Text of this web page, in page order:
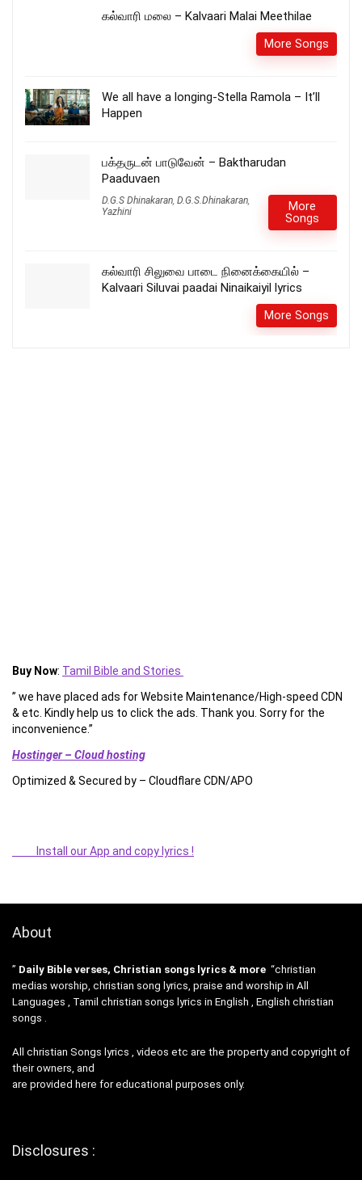
கல்வாரி மலை – Kalvaari Malai Meethilae
More Songs
We all have a longing-Stella Ramola – It’ll
Happen
பக்தருடன் பாடுவேன் – Baktharudan
Paaduvaen
D.G.S Dhinakaran, D.G.S.Dhinakaran,
Yazhini
More
Songs
கல்வாரி சிலுவை பாடை நினைக்கையில் –
Kalvaari Siluvai paadai Ninaikaiyil lyrics
More Songs
Buy Now: Tamil Bible and Stories
” we have placed ads for Website Maintenance/High-speed CDN
& etc. Kindly help us to click the ads. Thank you. Sorry for the
inconvenience.”
Hostinger – Cloud hosting
Optimized & Secured by – Cloudflare CDN/APO
Install our App and copy lyrics !
About
” Daily Bible verses, Christian songs lyrics & more “christian
medias worship, christian song lyrics, praise and worship in All
Languages , Tamil christian songs lyrics in English , English christian
songs .
All christian Songs lyrics , videos etc are the property and copyright of
their owners, and
are provided here for educational purposes only.
Disclosures :